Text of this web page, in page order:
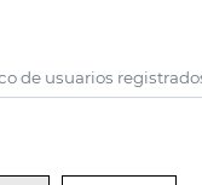
de usuarios registrados